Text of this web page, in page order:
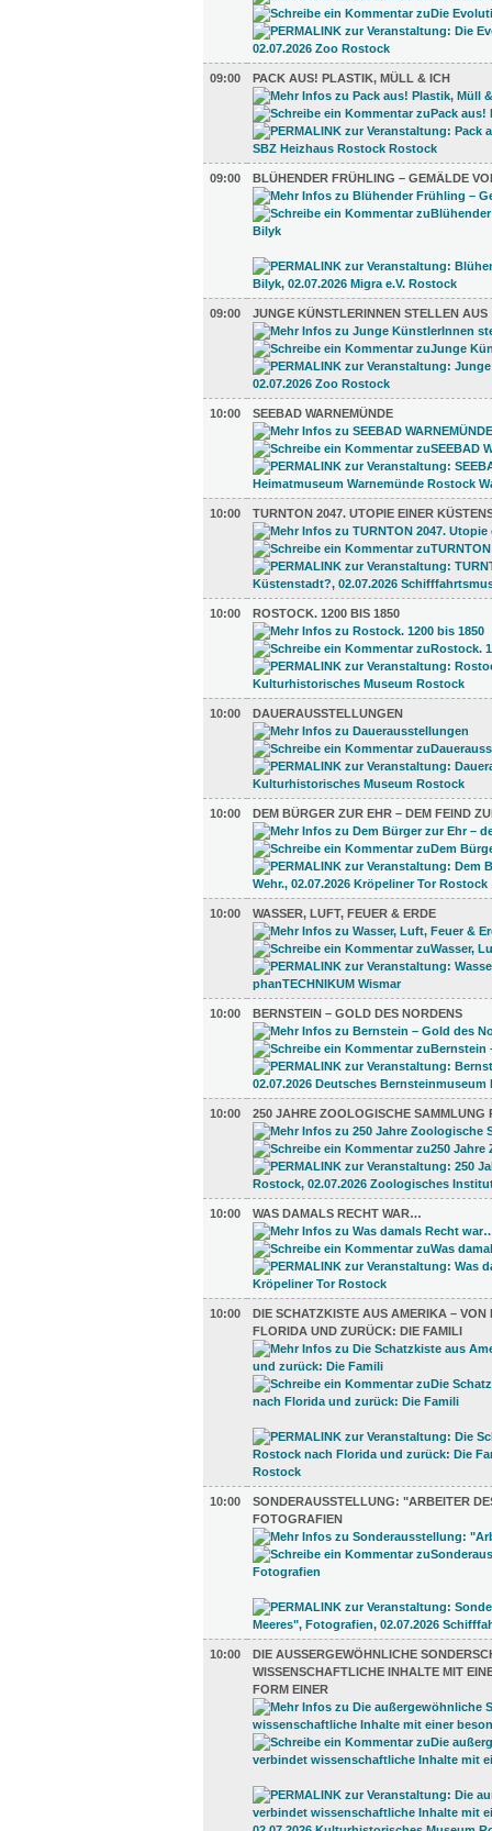
09:00 PACK AUS! PLASTIK, MÜLL & ICH
09:00 BLÜHENDER FRÜHLING – GEMÄLDE
09:00 JUNGE KÜNSTLERINNEN STELLEN AUS
10:00 SEEBAD WARNEMÜNDE
10:00 TURNTON 2047. UTOPIE EINER
10:00 ROSTOCK. 1200 BIS 1850
10:00 DAUERAUSSTELLUNGEN
10:00 DEM BÜRGER ZUR EHR – DEM FEIND
10:00 WASSER, LUFT, FEUER & ERDE
10:00 BERNSTEIN – GOLD DES NORDENS
10:00 250 JAHRE ZOOLOGISCHE SAMMLUNG
10:00 WAS DAMALS RECHT WAR…
10:00
DIE SCHATZKISTE AUS AMERIKA – VON
FLORIDA UND ZURÜCK: DIE FAMILI
10:00
SONDERAUSSTELLUNG: "ARBEITER
FOTOGRAFIEN
10:00
DIE AUSSERGEWÖHNLICHE
ISSENSCHAFTLICHE INHALTE MIT
ORM EINER